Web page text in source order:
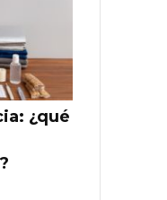
¿qué